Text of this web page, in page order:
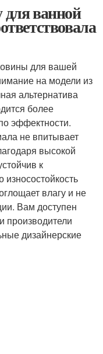
ванной
для вашей
на модели из
альтернатива
более
эффектности.
не впитывает
высокой
к
влагу и не
Вам доступен
дизайнерские